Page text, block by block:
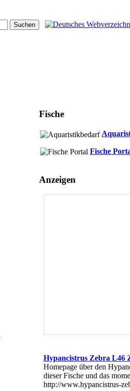
Fische
Fische
Anzeigen
Hypancistrus Zebra L46
Homepage über den
dieser Fische und das
http://www.hypancistrus-